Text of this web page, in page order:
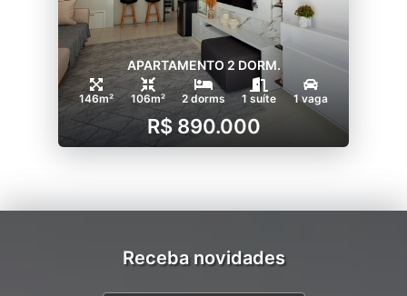
APARTAMENTO 2 DORM.
146m² 106m² 2 dorms 1 suíte 1 vaga
R$ 890.000
Receba novidades